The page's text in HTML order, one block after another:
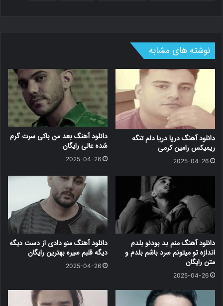
نوشته های مشابه
دانلود آهنگ دریا دریا دلم تنگه
ریمیکس رامین کرمی
2025-04-26
دانلود آهنگ بعد من باکی سرت گرم
شده عالی رایگان
2025-04-26
دانلود آهنگ منم بد بودنو بلدم
اندازه تو میتونم سرد باشم بلدم و
متن رایگان
2025-04-26
دانلود آهنگ منو دادی از دست دیگه
دیگه قلبم سیره بهترین رایگان
2025-04-26